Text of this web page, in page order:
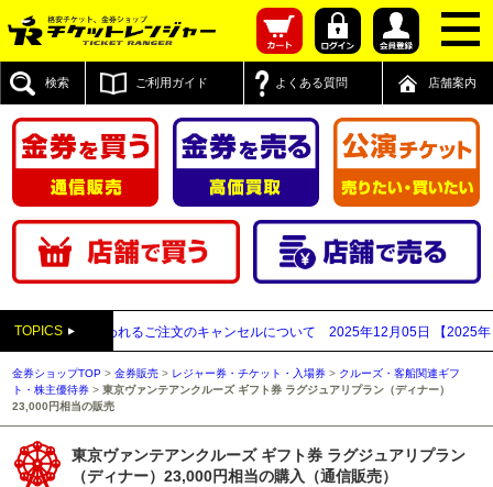
検索 ご利用ガイド よくある質問 店舗案内
TOPICS
業者と思われるご注文のキャンセルについて 2025年12月05日 【2025年～
金券ショップTOP >金券販売 > レジャー券・チケット・入場券 > クルーズ・客船関連ギフ
ト・株主優待券 >東京ヴァンテアンクルーズ ギフト券 ラグジュアリプラン（ディナー）
23,000円相当の販売
東京ヴァンテアンクルーズ ギフト券 ラグジュアリプラン
（ディナー）23,000円相当の購入（通信販売）